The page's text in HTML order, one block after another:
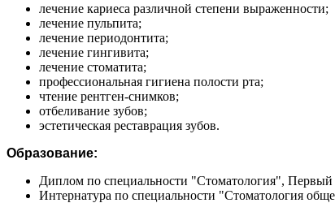
лечение кариеса различной степени выраженности;
лечение пульпита;
лечение периодонтита;
лечение гингивита;
лечение стоматита;
профессиональная гигиена полости рта;
чтение рентген-снимков;
отбеливание зубов;
эстетическая реставрация зубов.
Образование:
Диплом по специальности "Стоматология",
Интернатура по специальности "Стоматология